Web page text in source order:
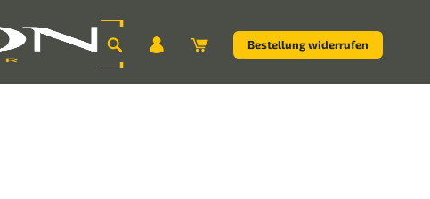
Bestellung widerrufen